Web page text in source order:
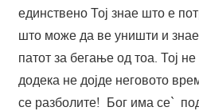
единствено Тој знае што е
што може да ве уништи и
патот за бегање од тоа. Тој
додека не дојде неговото
се разболите! Бог има се`